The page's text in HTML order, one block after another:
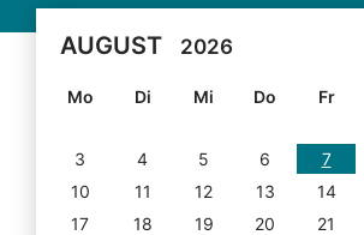
AUGUST 2026
Mo Di Mi Do Fr
3
4 5 6 7
10
11 12 13 14
17
18 19 20 21